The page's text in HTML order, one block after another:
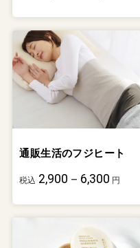
通販生活のフジヒート
税込 2,900－6,300 円